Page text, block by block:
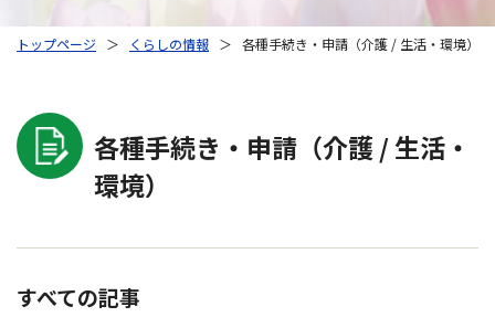
トップページ ＞ くらしの情報 ＞ 各種手続き・申請（介護 / 生活・環境）
各種手続き・申請（介護 / 生活・
環境）
すべての記事